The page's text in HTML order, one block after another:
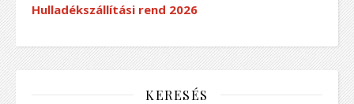
Hulladékszállítási rend 2026
KERESÉS